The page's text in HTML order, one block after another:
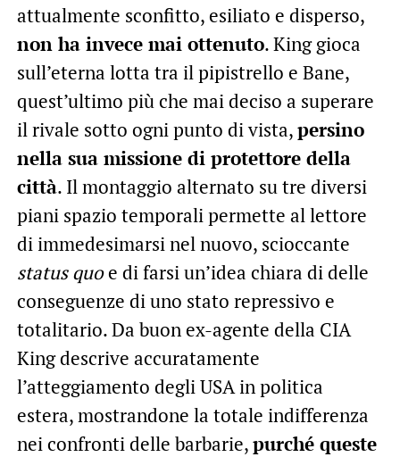
attualmente sconfitto, esiliato e disperso,
non ha invece mai ottenuto. King gioca
sull’eterna lotta tra il pipistrello e Bane,
quest’ultimo più che mai deciso a superare
il rivale sotto ogni punto di vista,persino
nella sua missione di protettore della
città. Il montaggio alternato su tre diversi
piani spazio temporali permette al lettore
di immedesimarsi nel nuovo, scioccante
status quoe di farsi un’idea chiara di delle
conseguenze di uno stato repressivo e
totalitario. Da buon ex-agente della CIA
King descrive accuratamente
l’atteggiamento degli USA in politica
estera, mostrandone la totale indifferenza
nei confronti delle barbarie,purché queste